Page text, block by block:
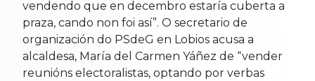
vendendo que en decembro estaría cuberta a
praza, cando non foi así”. O secretario de
organización do PSdeG en Lobios acusa a
alcaldesa, María del Carmen Yáñez de “vender
reunións electoralistas, optando por verbas